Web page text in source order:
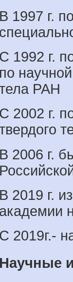
В 1997 г.
С 1992 г.
по
РАН
С 2002 г.
В 2006 г.
В 2019 г.
академии
С 2019г.-
Научные